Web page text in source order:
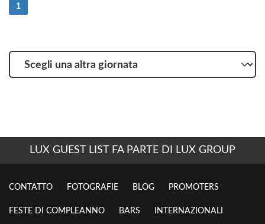
1
Scegli
LUX GUEST LIST FA PARTE DI LUX GROUP
CONTATTO FOTOGRAFIE BLOG PROMOTERS
FESTE DI COMPLEANNO BARS INTERNAZIONALI